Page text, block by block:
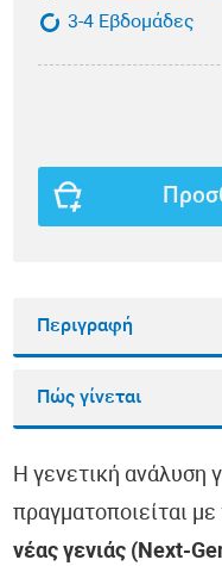
3-4 Εβδομάδες
Περιγραφή
Πώς γίνεται
Η γενετική ανάλυση
πραγματοποιείται
νέας γενιάς (Next-